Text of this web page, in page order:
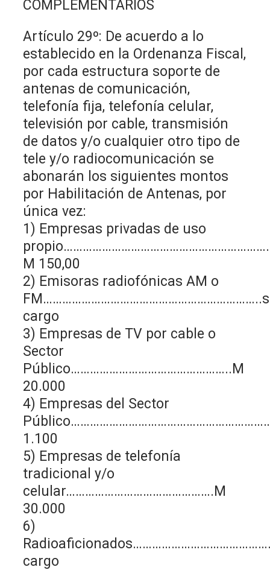
COMPLEMENTARIOS
Artículo 29º: De acuerdo a lo
establecido en la Ordenanza Fiscal,
por cada estructura soporte de
antenas de comunicación,
telefonía fija, telefonía celular,
televisión por cable, transmisión
de datos y/o cualquier otro tipo de
tele y/o radiocomunicación se
abonarán los siguientes montos
por Habilitación de Antenas, por
única vez:
1) Empresas privadas de uso
M 150,00
2) Emisoras radiofónicas AM o
cargo
3) Empresas de TV por cable o
Sector
Público…………………………………………..M
20.000
4) Empresas del Sector
1.100
5) Empresas de telefonía
tradicional y/o
celular……………………………………….M
30.000
6)
cargo